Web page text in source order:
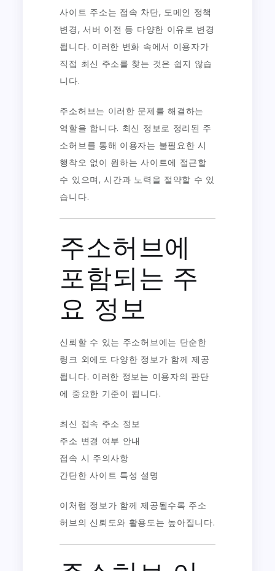
사이트 주소는 접속 차단, 도메인 정책
변경, 서버 이전 등 다양한 이유로 변경
됩니다. 이러한 변화 속에서 이용자가
직접 최신 주소를 찾는 것은 쉽지 않습
니다.
주소허브는 이러한 문제를 해결하는
역할을 합니다. 최신 정보로 정리된 주
소허브를 통해 이용자는 불필요한 시
행착오 없이 원하는 사이트에 접근할
수 있으며, 시간과 노력을 절약할 수 있
습니다.
주소허브에
포함되는 주
요 정보
신뢰할 수 있는 주소허브에는 단순한
링크 외에도 다양한 정보가 함께 제공
됩니다. 이러한 정보는 이용자의 판단
에 중요한 기준이 됩니다.
최신 접속 주소 정보
주소 변경 여부 안내
접속 시 주의사항
간단한 사이트 특성 설명
이처럼 정보가 함께 제공될수록 주소
허브의 신뢰도와 활용도는 높아집니다.